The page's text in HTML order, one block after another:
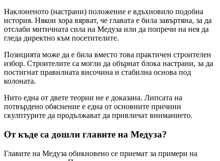
Наклоненото (настрани) положение е вдъхновило подобна
история. Някои хора вярват, че главата е била завъртяна, за да
отслаби митичната сила на Медуза или да попречи на нея да
гледа директно към посетителите.
Позицията може да е била вместо това практичен строителен
избор. Строителите са могли да обърнат блока настрани, за да
постигнат правилната височина и стабилна основа под
колоната.
Нито една от двете теории не е доказана. Липсата на
потвърдено обяснение е една от основните причини
скулптурите да продължават да привличат вниманието.
От къде са дошли главите на Медуза?
Главите на Медуза обикновено се приемат за примери на